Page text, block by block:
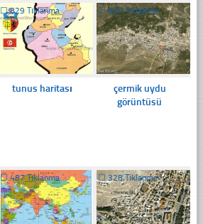
☐829 Tıklanma
tunus haritası
☐357 Tıklanma
çermik uydu
görüntüsü
☐487 Tıklanma ☐328 Tıklanma